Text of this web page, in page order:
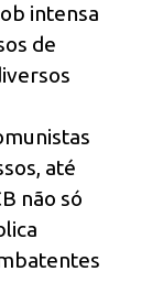
intensa
de
até
não só